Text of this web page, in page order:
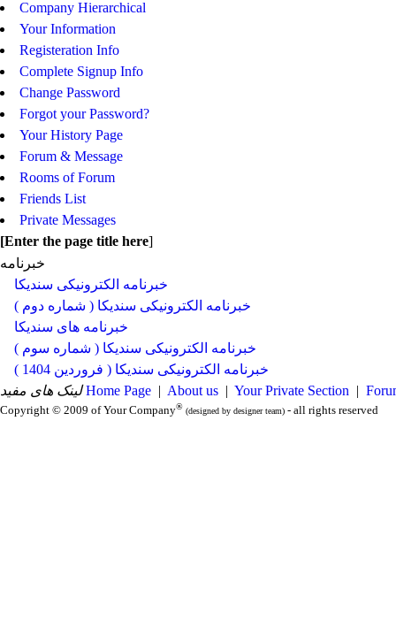
Company Hierarchical
Your Information
Registeration Info
Complete Signup Info
Change Password
Forgot your Password?
Your History Page
Forum & Message
Rooms of Forum
Friends List
Private Messages
[Enter the page title here]
خبرنامه
خبرنامه الکترونیکی سندیکا
خبرنامه الکترونیکی سندیکا ( شماره دوم )
خبرنامه های سندیکا
خبرنامه الکترونیکی سندیکا ( شماره سوم )
خبرنامه الکترونیکی سندیکا ( فروردین 1404 )
لینک های مفید Home Page | About us | Your Private Section |
Copyright © 2009 of Your Company® (designed by designer team) - all rights reserved